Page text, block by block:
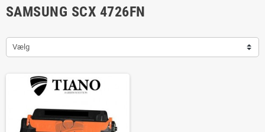
SAMSUNG SCX 4726FN
Vælg